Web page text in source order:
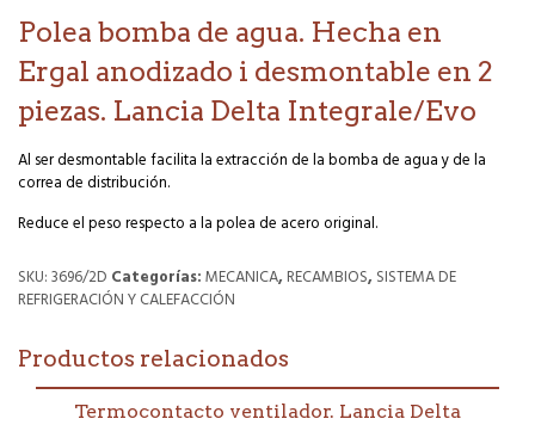
Polea bomba de agua. Hecha en
Ergal anodizado i desmontable en 2
piezas. Lancia Delta Integrale/Evo
Al ser desmontable facilita la extracción de la bomba de agua y de la
correa de distribución.
Reduce el peso respecto a la polea de acero original.
SKU:3696/2D Categorías:MECANICA, RECAMBIOS, SISTEMA DE
REFRIGERACIÓN Y CALEFACCIÓN
Productos relacionados
Termocontacto ventilador. Lancia Delta